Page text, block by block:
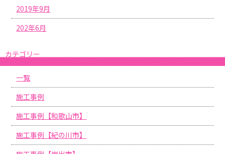
2019年9月
202年6月
カテゴリー
一覧
施工事例
施工事例【和歌山市】
施工事例【紀の川市】